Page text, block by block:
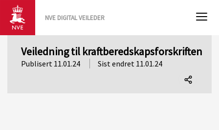
NVE DIGITAL VEILEDER
Veiledning til kraftberedskapsforskriften
Publisert 11.01.24 Sist endret 11.01.24